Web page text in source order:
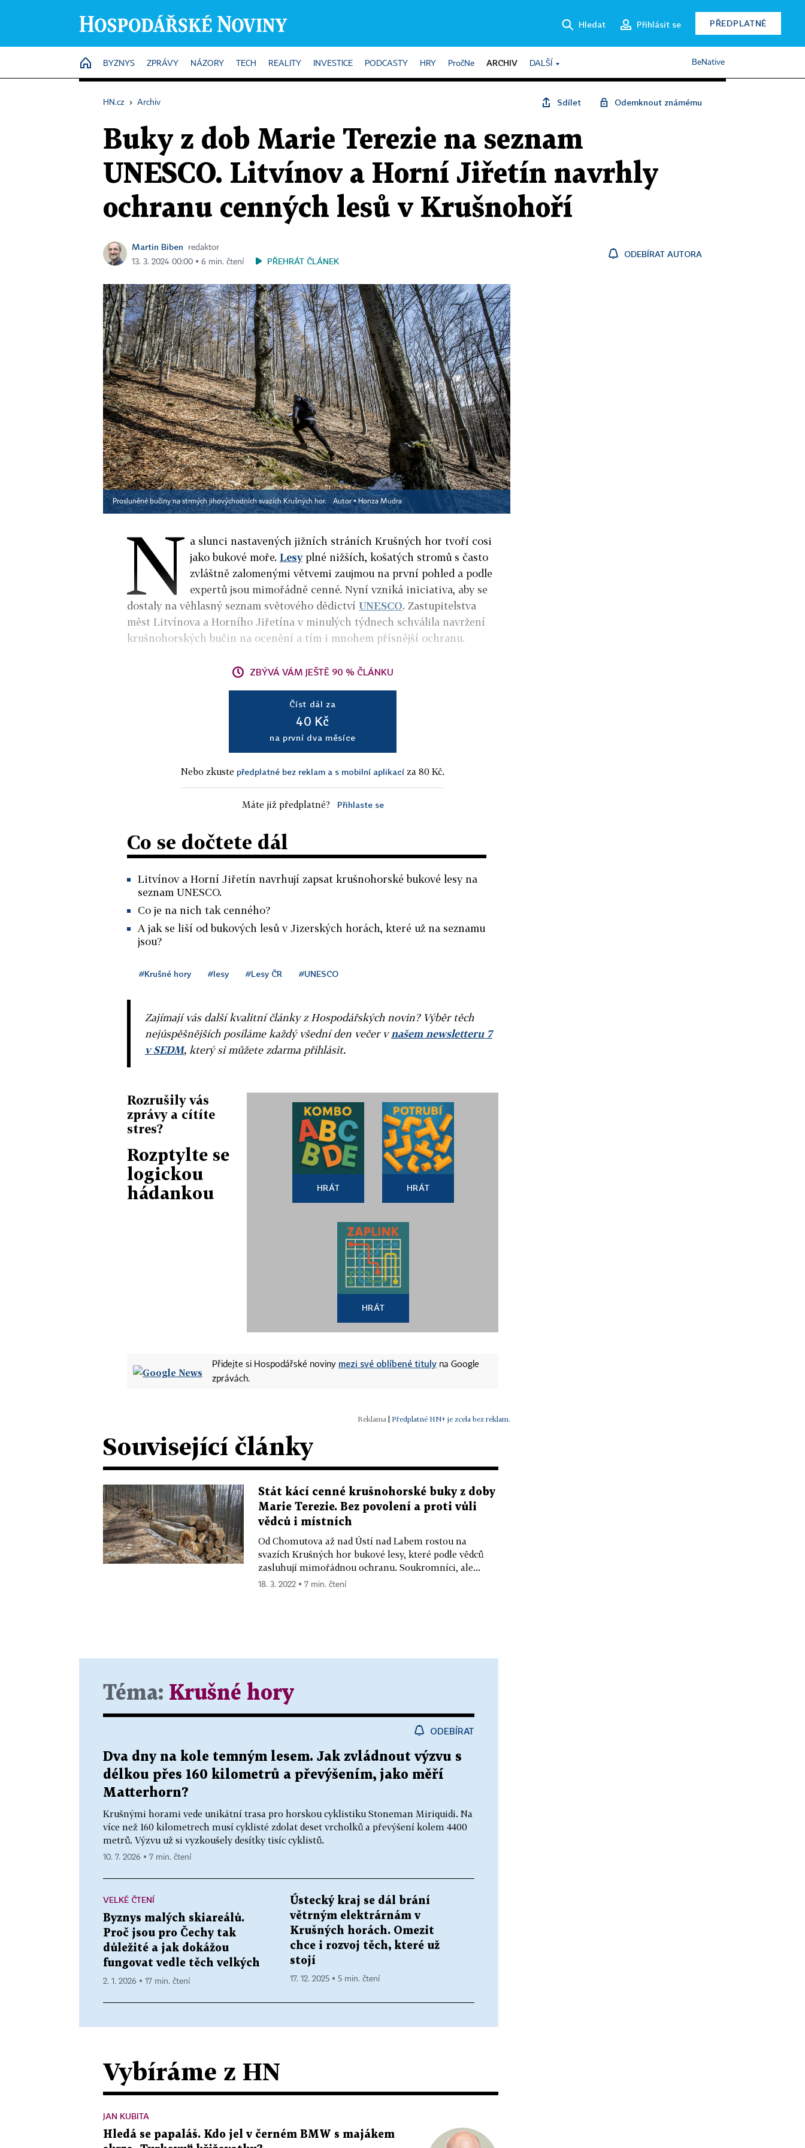
Hledat Přihlásit se PŘEDPLATNÉ
HOME
BYZNYS ZPRÁVY NÁZORY TECH REALITY INVESTICE PODCASTY HRY PročNe ARCHIV DALŠÍ BeNative
HN.cz › Archiv Sdílet Odemknout známému
Buky z dob Marie Terezie na seznam
UNESCO. Litvínov a Horní Jiřetín navrhly
ochranu cenných lesů v Krušnohoří
Martin Biben
redaktor
13. 3. 2024 00:00 ▪ 6 min. čtení
PŘEHRÁT ČLÁNEK
ODEBÍRAT AUTORA
Prosluněné bučiny na strmých jihovýchodních svazích Krušných hor. Autor ▪ Honza Mudra
N a slunci nastavených jižních stráních Krušných hor tvoří cosi
jako bukové moře. Lesyplné nižších, košatých stromů s často
zvláštně zalomenými větvemi zaujmou na první pohled a podle
expertů jsou mimořádně cenné. Nyní vzniká iniciativa, aby se
dostaly na věhlasný seznam světového dědictví UNESCO. Zastupitelstva
měst Litvínova a Horního Jiřetína v minulých týdnech schválila navržení
krušnohorských bučin na ocenění a tím i mnohem přísnější ochranu.
ZBÝVÁ VÁM JEŠTĚ 90 % ČLÁNKU
Číst dál za
40 Kč
na první dva měsíce
Nebo zkuste předplatné bez reklam a s mobilní aplikací za 80 Kč.
Máte již předplatné? Přihlaste se
Co se dočtete dál
Litvínov a Horní Jiřetín navrhují zapsat krušnohorské bukové lesy na
seznam UNESCO.
Co je na nich tak cenného?
A jak se liší od bukových lesů v Jizerských horách, které už na seznamu
jsou?
#Krušné hory #lesy #Lesy ČR #UNESCO
Zajímají vás další kvalitní články z Hospodářských novin? Výběr těch
nejúspěšnějších posíláme každý všední den večer vnašem newsletteru 7
v SEDM, který si můžete zdarma přihlásit.
Rozrušily vás
zprávy a cítíte
stres?
Rozptylte se
logickou
hádankou
HRÁT HRÁT
HRÁT
Přidejte si Hospodářské noviny mezi své oblíbené tituly na Google
zprávách.
| Předplatné HN+ je zcela bez reklam.
Související články
Stát kácí cenné krušnohorské buky z doby
Marie Terezie. Bez povolení a proti vůli
vědců i místních
Od Chomutova až nad Ústí nad Labem rostou na
svazích Krušných hor bukové lesy, které podle vědců
zasluhují mimořádnou ochranu. Soukromníci, ale...
18. 3. 2022 ▪ 7 min. čtení
Téma: Krušné hory
ODEBÍRAT
Dva dny na kole temným lesem. Jak zvládnout výzvu s
délkou přes 160 kilometrů a převýšením, jako měří
Matterhorn?
Krušnými horami vede unikátní trasa pro horskou cyklistiku Stoneman Miriquidi. Na
více než 160 kilometrech musí cyklisté zdolat deset vrcholků a převýšení kolem 4400
metrů. Výzvu už si vyzkoušely desítky tisíc cyklistů.
10. 7. 2026 ▪ 7 min. čtení
VELKÉ ČTENÍ
Byznys malých skiareálů.
Proč jsou pro Čechy tak
důležité a jak dokážou
fungovat vedle těch velkých
2. 1. 2026 ▪ 17 min. čtení
Ústecký kraj se dál brání
větrným elektrárnám v
Krušných horách. Omezit
chce i rozvoj těch, které už
stojí
17. 12. 2025 ▪ 5 min. čtení
Vybíráme z HN
JAN KUBITA
Hledá se papaláš. Kdo jel v černém BMW s majákem